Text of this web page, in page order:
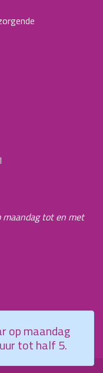
tot en met
op maandag
tot half 5.